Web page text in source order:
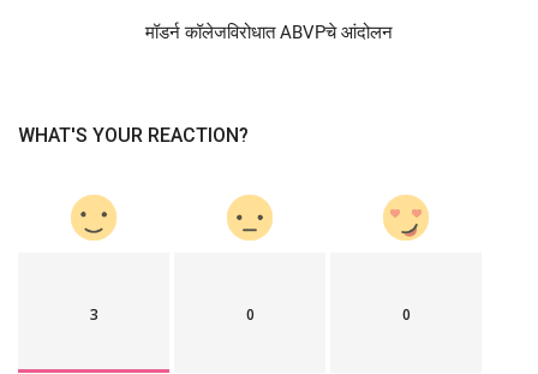
मॉडर्न कॉलेजविरोधात ABVPचे आंदोलन
WHAT'S YOUR REACTION?
3 0 0